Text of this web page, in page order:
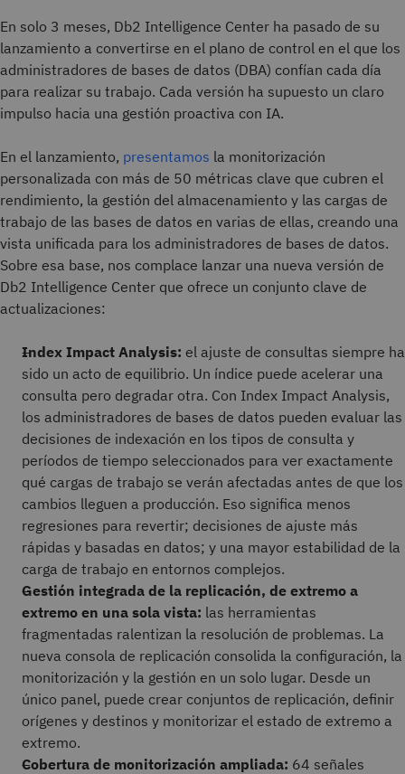
En solo 3 meses, Db2 Intelligence Center ha pasado de su
lanzamiento a convertirse en el plano de control en el que los
administradores de bases de datos (DBA) confían cada día
para realizar su trabajo. Cada versión ha supuesto un claro
impulso hacia una gestión proactiva con IA.
En el lanzamiento, presentamos la monitorización
personalizada con más de 50 métricas clave que cubren el
rendimiento, la gestión del almacenamiento y las cargas de
trabajo de las bases de datos en varias de ellas, creando una
vista unificada para los administradores de bases de datos.
Sobre esa base, nos complace lanzar una nueva versión de
Db2 Intelligence Center que ofrece un conjunto clave de
actualizaciones:
Index Impact Analysis: el ajuste de consultas siempre ha
sido un acto de equilibrio. Un índice puede acelerar una
consulta pero degradar otra. Con Index Impact Analysis,
los administradores de bases de datos pueden evaluar las
decisiones de indexación en los tipos de consulta y
períodos de tiempo seleccionados para ver exactamente
qué cargas de trabajo se verán afectadas antes de que los
cambios lleguen a producción. Eso significa menos
regresiones para revertir; decisiones de ajuste más
rápidas y basadas en datos; y una mayor estabilidad de la
carga de trabajo en entornos complejos.
Gestión integrada de la replicación, de extremo a
extremo en una sola vista: las herramientas
fragmentadas ralentizan la resolución de problemas. La
nueva consola de replicación consolida la configuración, la
monitorización y la gestión en un solo lugar. Desde un
único panel, puede crear conjuntos de replicación, definir
orígenes y destinos y monitorizar el estado de extremo a
extremo.
Cobertura de monitorización ampliada: 64 señales